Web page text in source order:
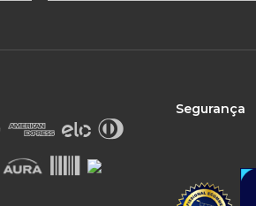
Segurança